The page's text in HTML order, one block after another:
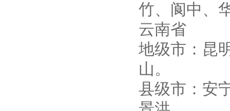
竹、阆中、
云南省
地级市：昆
山。
县级市：安